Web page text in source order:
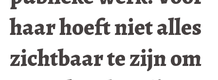
haar hoeft niet alles
zichtbaar te zijn om